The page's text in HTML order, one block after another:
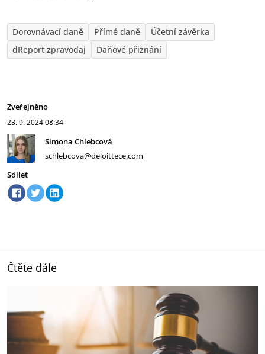
Dorovnávací daně Přímé daně
Účetní závěrka
dReport zpravodaj
Daňové přiznání
Zveřejněno
23. 9. 202408:34
Simona Chlebcová
schlebcova@deloittece.com
Sdílet
Čtěte dále